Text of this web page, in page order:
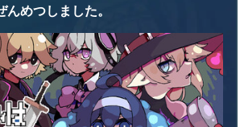
めつしました。